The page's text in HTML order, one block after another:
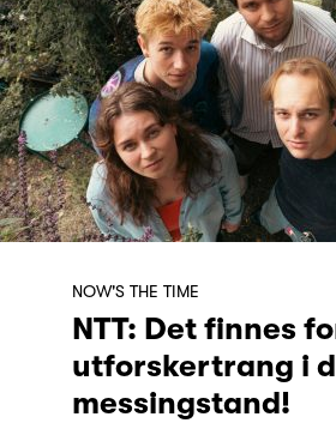
NOW'S THE TIME
NTT: Det finnes
utforskertrang i
messingstand!